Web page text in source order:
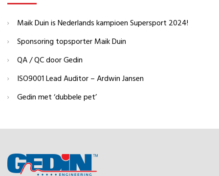
Maik Duin is Nederlands kampioen Supersport 2024!
Sponsoring topsporter Maik Duin
QA / QC door Gedin
ISO9001 Lead Auditor – Ardwin Jansen
Gedin met ‘dubbele pet’